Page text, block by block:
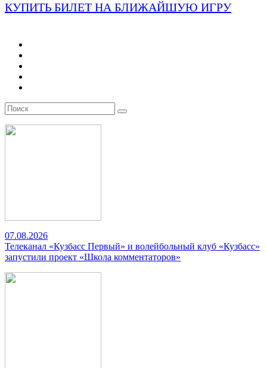
КУПИТЬ БИЛЕТ НА БЛИЖАЙШУЮ ИГРУ
07.08.2026
Телеканал «Кузбасс Первый» и волейбольный клуб «Кузбасс»
запустили проект «Школа комментаторов»